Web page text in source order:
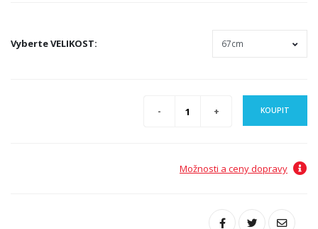
VyberteVELIKOST:
KOUPIT
Možnosti a ceny dopravy